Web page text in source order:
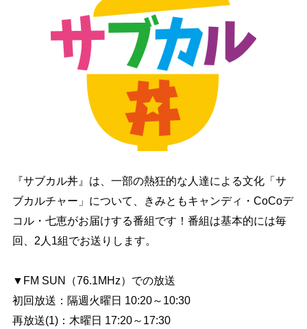
『サブカル丼』は、一部の熱狂的な人達による文化「サ
ブカルチャー」について、きみともキャンディ・CoCoデ
コル・七恵がお届けする番組です！番組は基本的には毎
回、2人1組でお送りします。
▼FM SUN（76.1MHz）での放送
初回放送：隔週火曜日 10:20～10:30
再放送(1)：木曜日 17:20～17:30